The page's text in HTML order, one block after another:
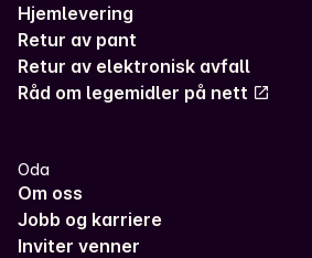
Hjemlevering
Retur av pant
Retur av elektronisk avfall
Råd om legemidler på nett
Oda
Om oss
Jobb og karriere
Inviter venner